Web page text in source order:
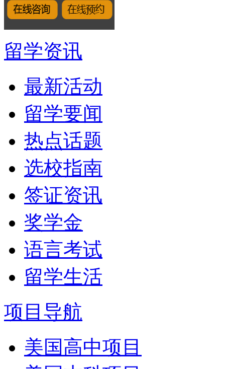
留学资讯
最新活动
留学要闻
热点话题
选校指南
签证资讯
奖学金
语言考试
留学生活
项目导航
美国高中项目